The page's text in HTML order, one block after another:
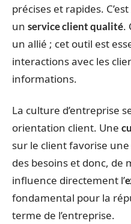
précises et rapides.
un service client qualité.
un allié ; cet outil est
interactions avec les
informations.
La culture d’entreprise
orientation client. Une
sur le client favorise
des besoins et donc, de
influence directement l’
fondamental pour la
terme de l’entreprise.